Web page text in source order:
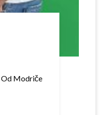
Od Modriče